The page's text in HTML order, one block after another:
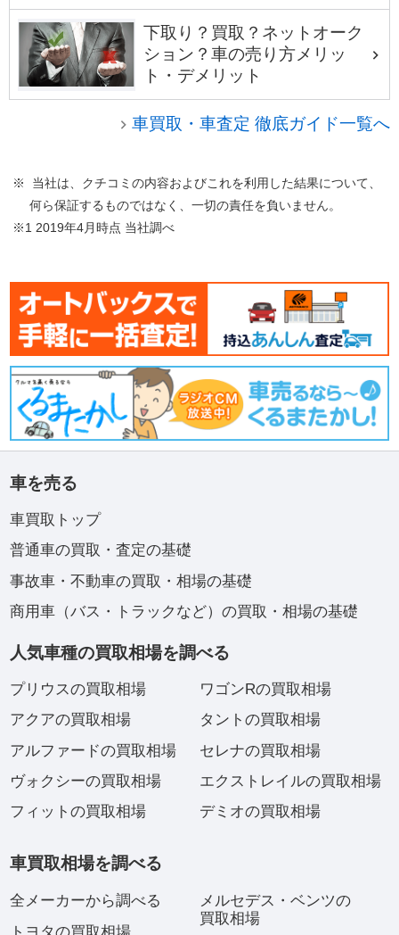
下取り？買取？ネットオーク
ション？車の売り方メリッ
ト・デメリット
車買取・車査定 徹底ガイド一覧へ
※ 当社は、クチコミの内容およびこれを利用した結果について、
何ら保証するものではなく、一切の責任を負いません。
※1 2019年4月時点 当社調べ
車を売る
車買取トップ
普通車の買取・査定の基礎
事故車・不動車の買取・相場の基礎
商用車（バス・トラックなど）の買取・相場の基礎
人気車種の買取相場を調べる
プリウスの買取相場
アクアの買取相場
アルファードの買取相場
ヴォクシーの買取相場
フィットの買取相場
ワゴンRの買取相場
タントの買取相場
セレナの買取相場
エクストレイルの買取相場
デミオの買取相場
車買取相場を調べる
全メーカーから調べる
メルセデス・ベンツの
買取相場